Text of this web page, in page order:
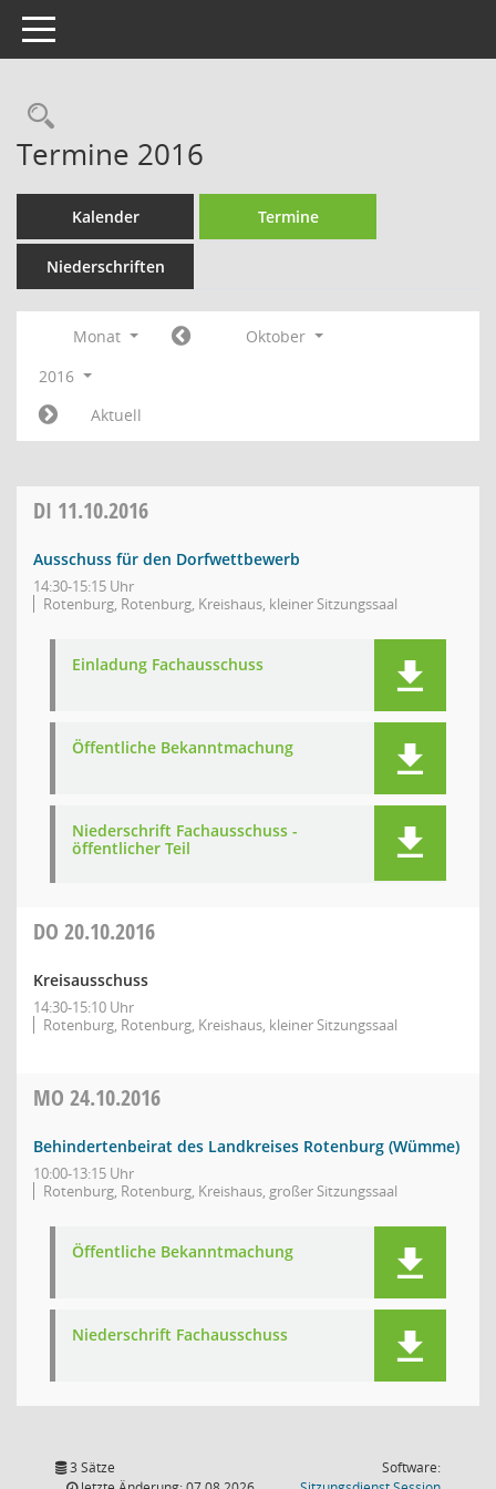
Toggle navigation
Rechercheauswahl
Termine 2016
Kalender Termine
Niederschriften
Monat
Oktober
2016
Aktuell
DI 11.10.2016
Ausschuss für den Dorfwettbewerb
14:30-15:15 Uhr
Rotenburg, Rotenburg, Kreishaus, kleiner Sitzungssaal
Einladung Fachausschuss
Öffentliche Bekanntmachung
Niederschrift Fachausschuss -
öffentlicher Teil
DO 20.10.2016
Kreisausschuss
14:30-15:10 Uhr
Rotenburg, Rotenburg, Kreishaus, kleiner Sitzungssaal
MO 24.10.2016
Behindertenbeirat des Landkreises Rotenburg (Wümme)
10:00-13:15 Uhr
Rotenburg, Rotenburg, Kreishaus, großer Sitzungssaal
Öffentliche Bekanntmachung
Niederschrift Fachausschuss
3 Sätze
Software: